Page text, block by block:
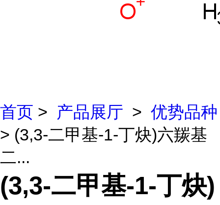
首页 > 产品展厅 > 优势品种
> (3,3-二甲基-1-丁炔)六羰基
二...
(3,3-二甲基-1-丁炔)